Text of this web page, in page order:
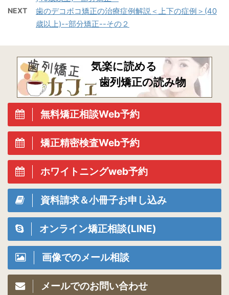
NEXT
歯のデコボコ矯正の治療症例解説＜上下の症例＞(40
歳以上)--部分矯正--その２
気楽に読める
歯列矯正の読み物
無料矯正相談Web予約
矯正精密検査Web予約
ホワイトニングweb予約
資料請求＆小冊子お申し込み
オンライン矯正相談(LINE)
画像でのメール相談
メールでのお問い合わせ